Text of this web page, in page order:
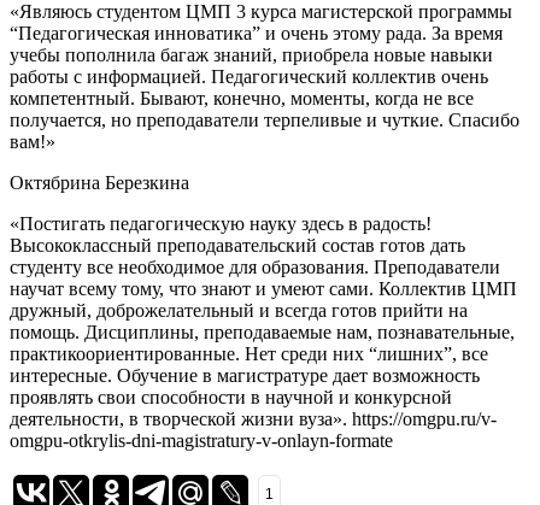
«Являюсь студентом ЦМП 3 курса магистерской программы
“Педагогическая инноватика” и очень этому рада. За время
учебы пополнила багаж знаний, приобрела новые навыки
работы с информацией. Педагогический коллектив очень
компетентный. Бывают, конечно, моменты, когда не все
получается, но преподаватели терпеливые и чуткие. Спасибо
вам!»
Октябрина Березкина
«Постигать педагогическую науку здесь в радость!
Высококлассный преподавательский состав готов дать
студенту все необходимое для образования. Преподаватели
научат всему тому, что знают и умеют сами. Коллектив ЦМП
дружный, доброжелательный и всегда готов прийти на
помощь. Дисциплины, преподаваемые нам, познавательные,
практикоориентированные. Нет среди них “лишних”, все
интересные. Обучение в магистратуре дает возможность
проявлять свои способности в научной и конкурсной
деятельности, в творческой жизни вуза». https://omgpu.ru/v-
omgpu-otkrylis-dni-magistratury-v-onlayn-formate
1